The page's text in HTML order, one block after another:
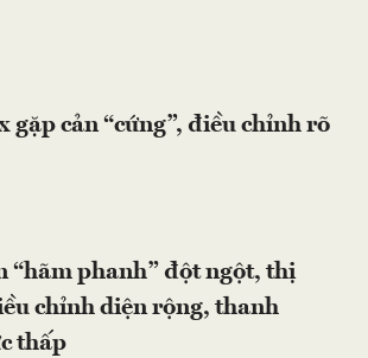
gặp cản “cứng”, điều chỉnh rõ
“hãm phanh” đột ngột, thị
chỉnh diện rộng, thanh
thấp